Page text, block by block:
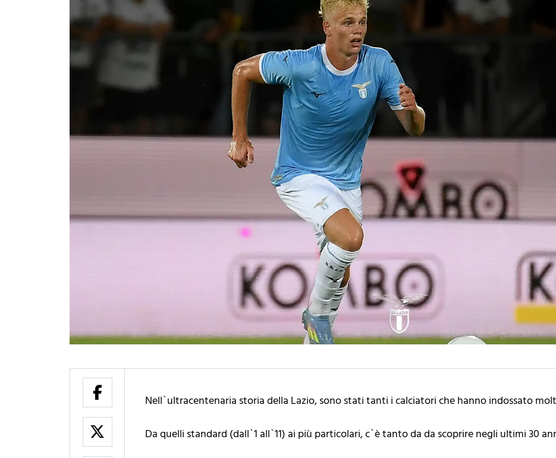
Nell`ultracentenaria storia della Lazio, sono stati tanti i calciatori che hanno indossato
Da quelli standard (dall`1 all`11) ai più particolari, c`è tanto da da scoprire negli ultimi 30